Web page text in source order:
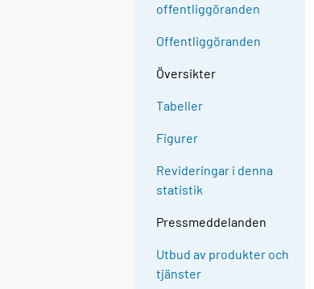
offentliggöranden
Offentliggöranden
Översikter
Tabeller
Figurer
Revideringar i denna
statistik
Pressmeddelanden
Utbud av produkter och
tjänster